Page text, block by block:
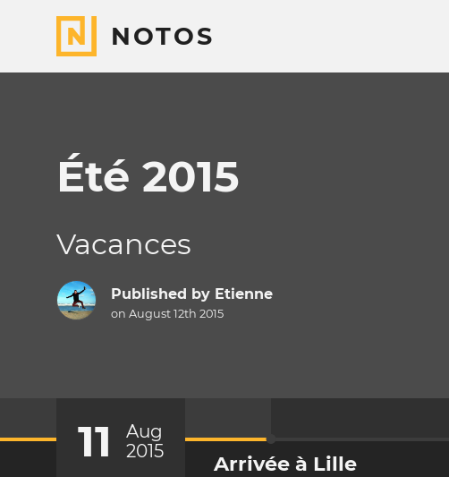
NOTOS
Été 2015
Vacances
Published by Etienne
on August 12th 2015
11
Aug
2015
Arrivée à Lille